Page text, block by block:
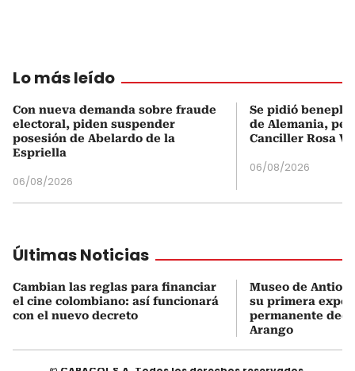
Lo más leído
Con nueva demanda sobre fraude
electoral, piden suspender
posesión de Abelardo de la
Espriella
06/08/2026
Se pidió
de Alemania,
Canciller Rosa
06/08/2026
Últimas Noticias
Cambian las reglas para financiar
el cine colombiano: así funcionará
con el nuevo decreto
Museo de
su primera
permanente
Arango